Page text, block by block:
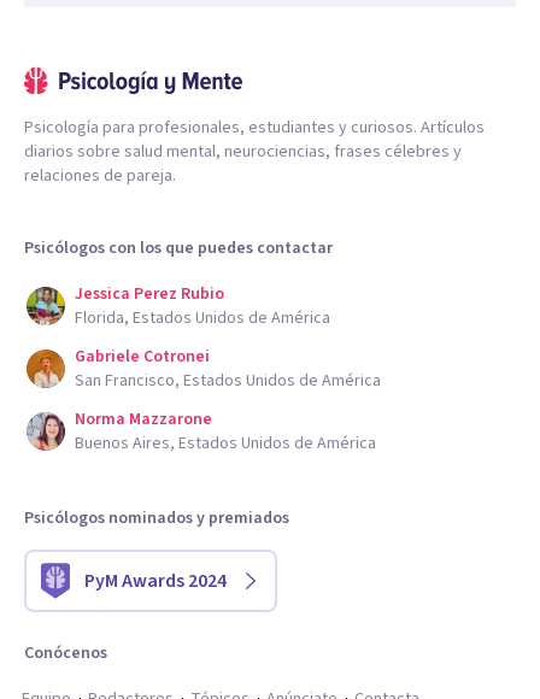
Psicología para profesionales, estudiantes y curiosos. Artículos
diarios sobre salud mental, neurociencias, frases célebres y
relaciones de pareja.
Psicólogos con los que puedes contactar
Jessica Perez Rubio
Florida, Estados Unidos de América
Gabriele Cotronei
San Francisco, Estados Unidos de América
Norma Mazzarone
Buenos Aires, Estados Unidos de América
Psicólogos nominados y premiados
PyM Awards 2024
Conócenos